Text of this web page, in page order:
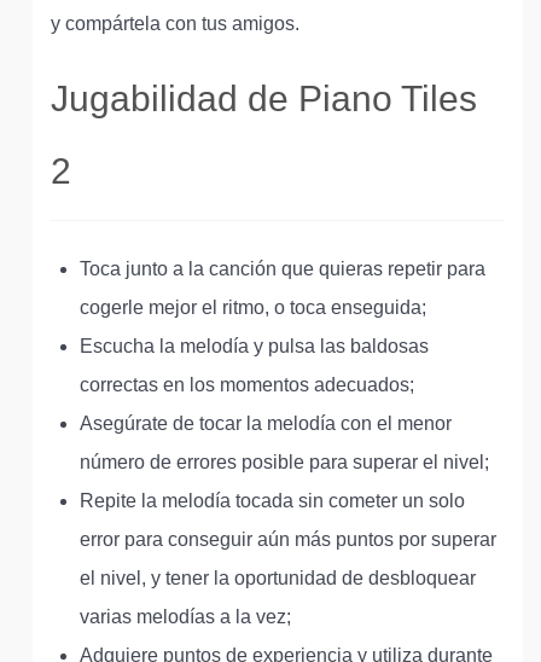
y compártela con tus amigos.
Jugabilidad de Piano Tiles
2
Toca junto a la canción que quieras repetir para
cogerle mejor el ritmo, o toca enseguida;
Escucha la melodía y pulsa las baldosas
correctas en los momentos adecuados;
Asegúrate de tocar la melodía con el menor
número de errores posible para superar el nivel;
Repite la melodía tocada sin cometer un solo
error para conseguir aún más puntos por superar
el nivel, y tener la oportunidad de desbloquear
varias melodías a la vez;
Adquiere puntos de experiencia y utiliza durante